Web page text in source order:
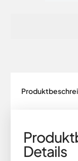
Details